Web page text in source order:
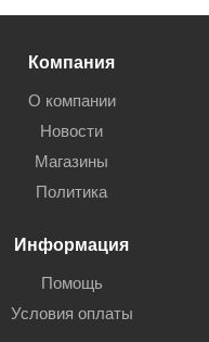
Компания
О компании
Новости
Магазины
Политика
Информация
Помощь
Условия оплаты